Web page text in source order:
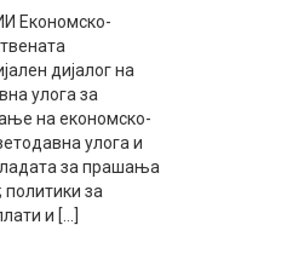
Економско-
дијалог на
улога за
на економско-
улога и
за прашања
политики за
и […]